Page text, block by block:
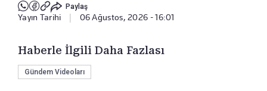
Paylaş
Yayın Tarihi | 06 Ağustos, 2026 - 16:01
Haberle İlgili Daha Fazlası
Gündem Videoları